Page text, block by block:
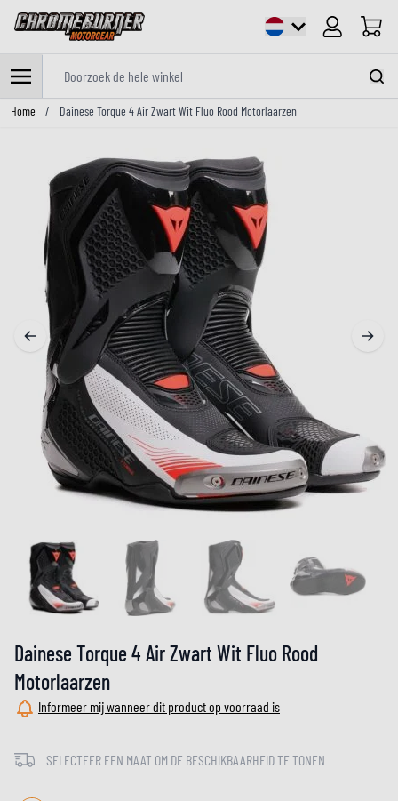
Cart
Ga naar de inhoud
Home / Dainese Torque 4 Air Zwart Wit Fluo Rood Motorlaarzen
Dainese Torque 4 Air Zwart Wit Fluo Rood
Motorlaarzen
Informeer mij wanneer dit product op voorraad is
SELECTEER EEN MAAT OM DE BESCHIKBAARHEID TE TONEN